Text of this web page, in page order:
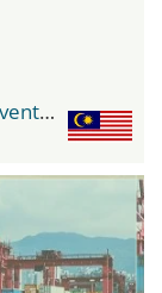
MINES International Exhibition & Convention Centre (MIECC)